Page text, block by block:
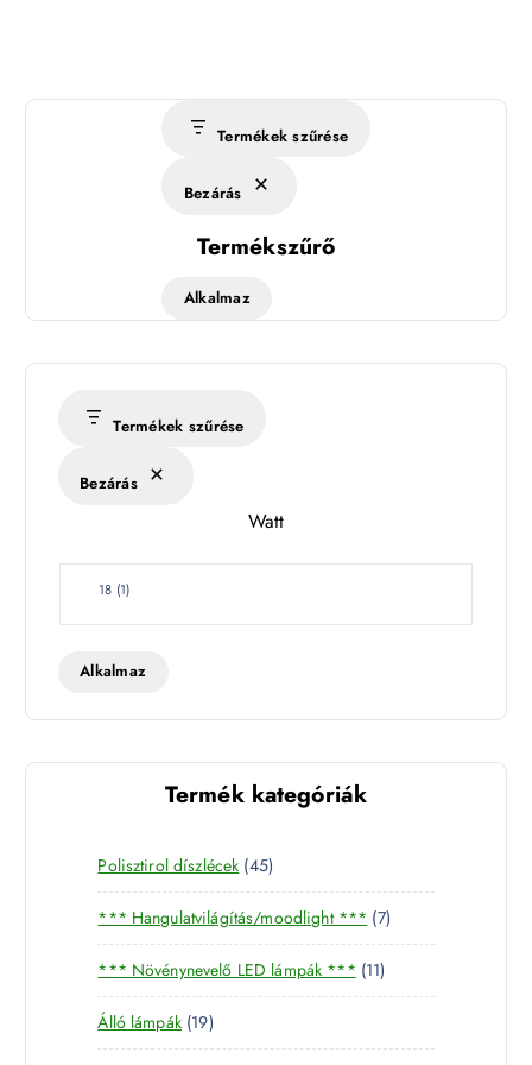
Termékek szűrése
Bezárás
Termékszűrő
Alkalmaz
Termékek szűrése
Bezárás
Watt
W
t
18 (1)
Alkalmaz
Termék kategóriák
Polisztirol díszlécek 454
5
t
e
r
m
k
*** Hangulatvilágítás/moodlight *** 77
t
r
é
*** Növénynevelő LED lámpák *** 111
1
e
Álló lámpák 191
9